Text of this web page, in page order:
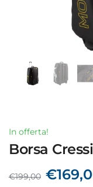
In offerta!
Borsa
€199,00 €